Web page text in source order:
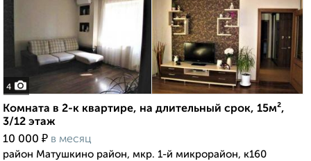
4
Комната в 2-к квартире, на длительный срок, 15м²,
3/12 этаж
10 000 ₽ в месяц
район Матушкино район, мкр. 1-й микрорайон, к160